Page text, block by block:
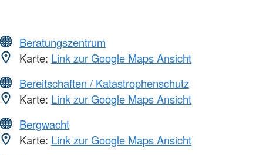
Beratungszentrum
Karte: Link zur Google Maps Ansicht
Bereitschaften / Katastrophenschutz
Karte: Link zur Google Maps Ansicht
Bergwacht
Karte: Link zur Google Maps Ansicht